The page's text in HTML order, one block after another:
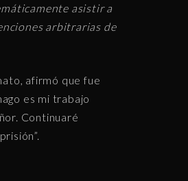
asistir a
arbitrarias de
afirmó que fue
es mi trabajo
Continuaré